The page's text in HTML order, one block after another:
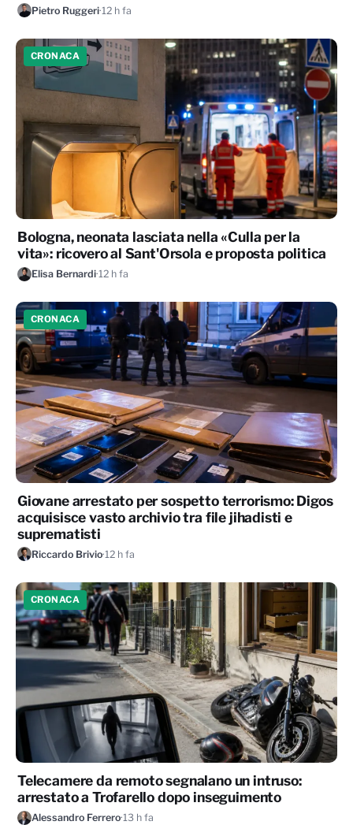
Pietro Ruggeri·12 h fa
CRONACA
Bologna, neonata lasciata nella «Culla per la
vita»: ricovero al Sant'Orsola e proposta politica
Elisa Bernardi·12 h fa
CRONACA
Giovane arrestato per sospetto terrorismo: Digos
acquisisce vasto archivio tra file jihadisti e
suprematisti
Riccardo Brivio·12 h fa
CRONACA
Telecamere da remoto segnalano un intruso:
arrestato a Trofarello dopo inseguimento
Alessandro Ferrero·13 h fa